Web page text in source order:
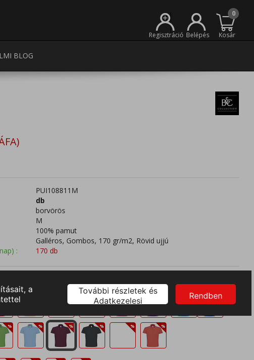
+
Regisztráció Belépés
0
Kosár
BLOG
PUI108811M
db
borvörös
M
100% pamut
Galléros, Gombos, 170 gr/m2, Rövid ujjú
: 170 db